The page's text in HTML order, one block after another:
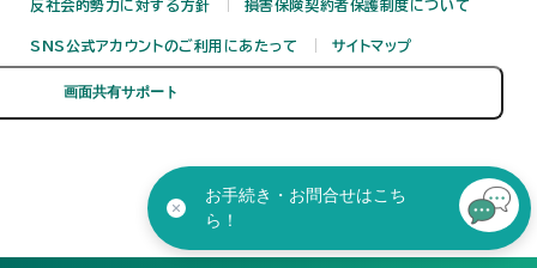
反社会的勢力に対する方針 損害保険契約者保護制度について
SNS公式アカウントのご利用にあたって サイトマップ
お手続き・お問合せはこち
ら！